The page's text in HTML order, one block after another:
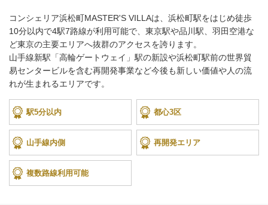
コンシェリア浜松町MASTER'S VILLAは、浜松町駅をはじめ徒歩
10分以内で4駅7路線が利用可能で、東京駅や品川駅、羽田空港な
ど東京の主要エリアへ抜群のアクセスを誇ります。
山手線新駅「高輪ゲートウェイ」駅の新設や浜松町駅前の世界貿
易センタービルを含む再開発事業など今後も新しい価値や人の流
れが生まれるエリアです。
駅5分以内 都心3区
山手線内側 再開発エリア
複数路線利用可能